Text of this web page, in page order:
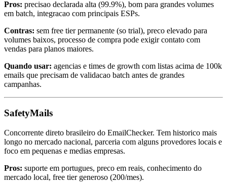
Pros: precisao declarada alta (99.9%), bom para grandes volumes
em batch, integracao com principais ESPs.
Contras: sem free tier permanente (so trial), preco elevado para
volumes baixos, processo de compra pode exigir contato com
vendas para planos maiores.
Quando usar: agencias e times de growth com listas acima de 100k
emails que precisam de validacao batch antes de grandes
campanhas.
SafetyMails
Concorrente direto brasileiro do EmailChecker. Tem historico mais
longo no mercado nacional, parceria com alguns provedores locais e
foco em pequenas e medias empresas.
Pros: suporte em portugues, preco em reais, conhecimento do
mercado local, free tier generoso (200/mes).